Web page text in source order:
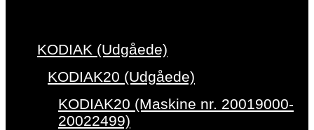
KODIAK (Udgåede)
KODIAK20 (Udgåede)
KODIAK20 (Maskine nr. 20019000-
20022499)